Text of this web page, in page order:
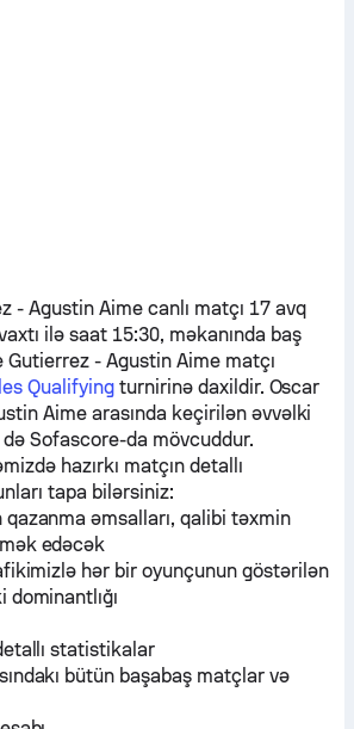
-Agustin Aime canlı matçı 17 avq
ilə saat 15:30, məkanında baş
Gutierrez -Agustin Aimematçı
Qualifying turnirinə daxildir. Oscar
Aime arasında keçirilən əvvəlki
Sofascore-da mövcuddur.
hazırkı matçın detallı
tapa bilərsiniz:
qazanma əmsalları, qalibi təxmin
edəcək
hər bir oyunçunun göstərilən
statistikalar
bütün başabaş matçlar və